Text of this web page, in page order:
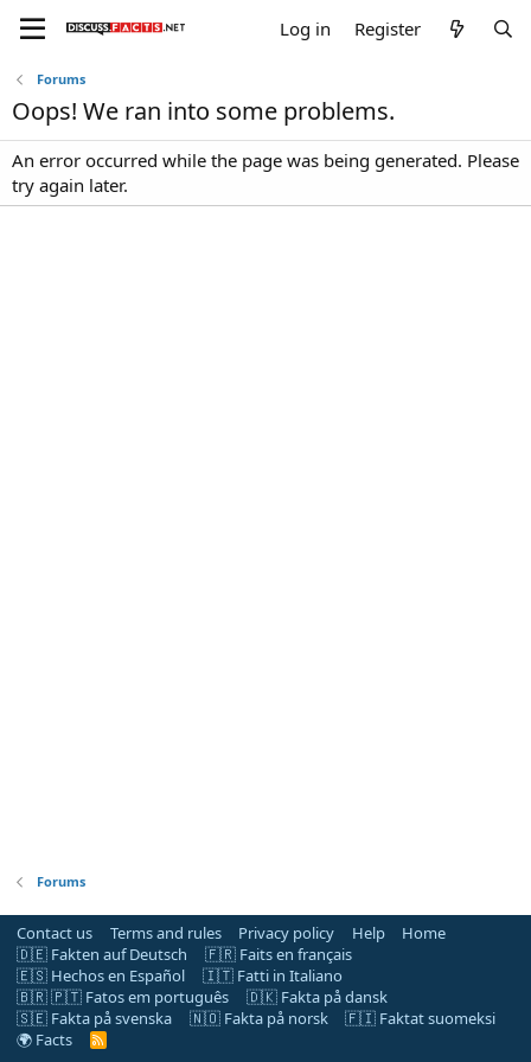
Log in Register
Forums
Oops! We ran into some problems.
An error occurred while the page was being generated. Please
try again later.
Forums
Contact us Terms and rules Privacy policy Help
Home
🇩🇪 Fakten auf Deutsch
🇫🇷 Faits en français
🇪🇸 Hechos en Español
🇮🇹 Fatti in Italiano
🇧🇷 🇵🇹 Fatos em português
🇩🇰 Fakta på dansk
🇸🇪 Fakta på svenska
🇳🇴 Fakta på norsk
🇫🇮 Faktat suomeksi
🌍 Facts
R